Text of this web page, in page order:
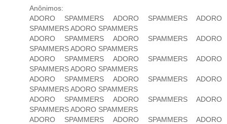
Anônimos:
ADORO SPAMMERS ADORO SPAMMERS ADORO
SPAMMERS ADORO SPAMMERS
ADORO SPAMMERS ADORO SPAMMERS ADORO
SPAMMERS ADORO SPAMMERS
ADORO SPAMMERS ADORO SPAMMERS ADORO
SPAMMERS ADORO SPAMMERS
ADORO SPAMMERS ADORO SPAMMERS ADORO
SPAMMERS ADORO SPAMMERS
ADORO SPAMMERS ADORO SPAMMERS ADORO
SPAMMERS ADORO SPAMMERS
ADORO SPAMMERS ADORO SPAMMERS ADORO